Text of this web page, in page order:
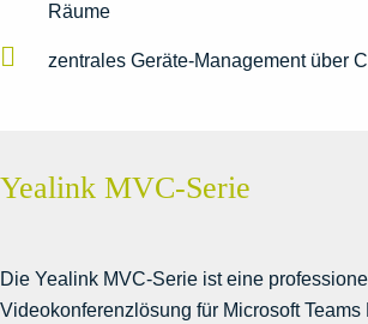
Räume
zentrales Geräte-Management über
Yealink MVC-Serie
Die Yealink MVC-Serie ist eine
Videokonferenzlösung für Microsoft Teams